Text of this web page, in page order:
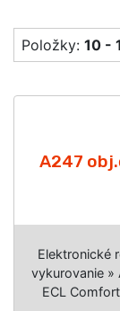
Položky: 10 -
A247
Elektronické
vykurovanie »
ECL